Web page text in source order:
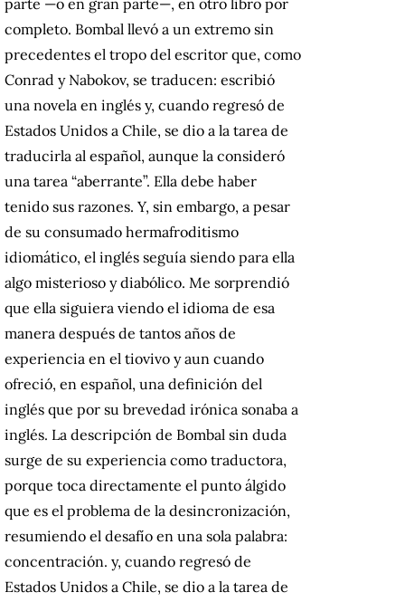
parte —o en gran parte—, en otro libro por
completo. Bombal llevó a un extremo sin
precedentes el tropo del escritor que, como
Conrad y Nabokov, se traducen: escribió
una novela en inglés y, cuando regresó de
Estados Unidos a Chile, se dio a la tarea de
traducirla al español, aunque la consideró
una tarea “aberrante”. Ella debe haber
tenido sus razones. Y, sin embargo, a pesar
de su consumado hermafroditismo
idiomático, el inglés seguía siendo para ella
algo misterioso y diabólico. Me sorprendió
que ella siguiera viendo el idioma de esa
manera después de tantos años de
experiencia en el tiovivo y aun cuando
ofreció, en español, una definición del
inglés que por su brevedad irónica sonaba a
inglés. La descripción de Bombal sin duda
surge de su experiencia como traductora,
porque toca directamente el punto álgido
que es el problema de la desincronización,
resumiendo el desafío en una sola palabra:
concentración. y, cuando regresó de
Estados Unidos a Chile, se dio a la tarea de